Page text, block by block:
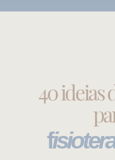
40 ideias
f